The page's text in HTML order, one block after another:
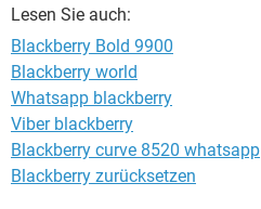
FACEBOOK
Lesen Sie auch:
Blackberry Bold 9900
Blackberry world
Whatsapp blackberry
Viber blackberry
Blackberry curve 8520 whatsapp
Blackberry zurücksetzen